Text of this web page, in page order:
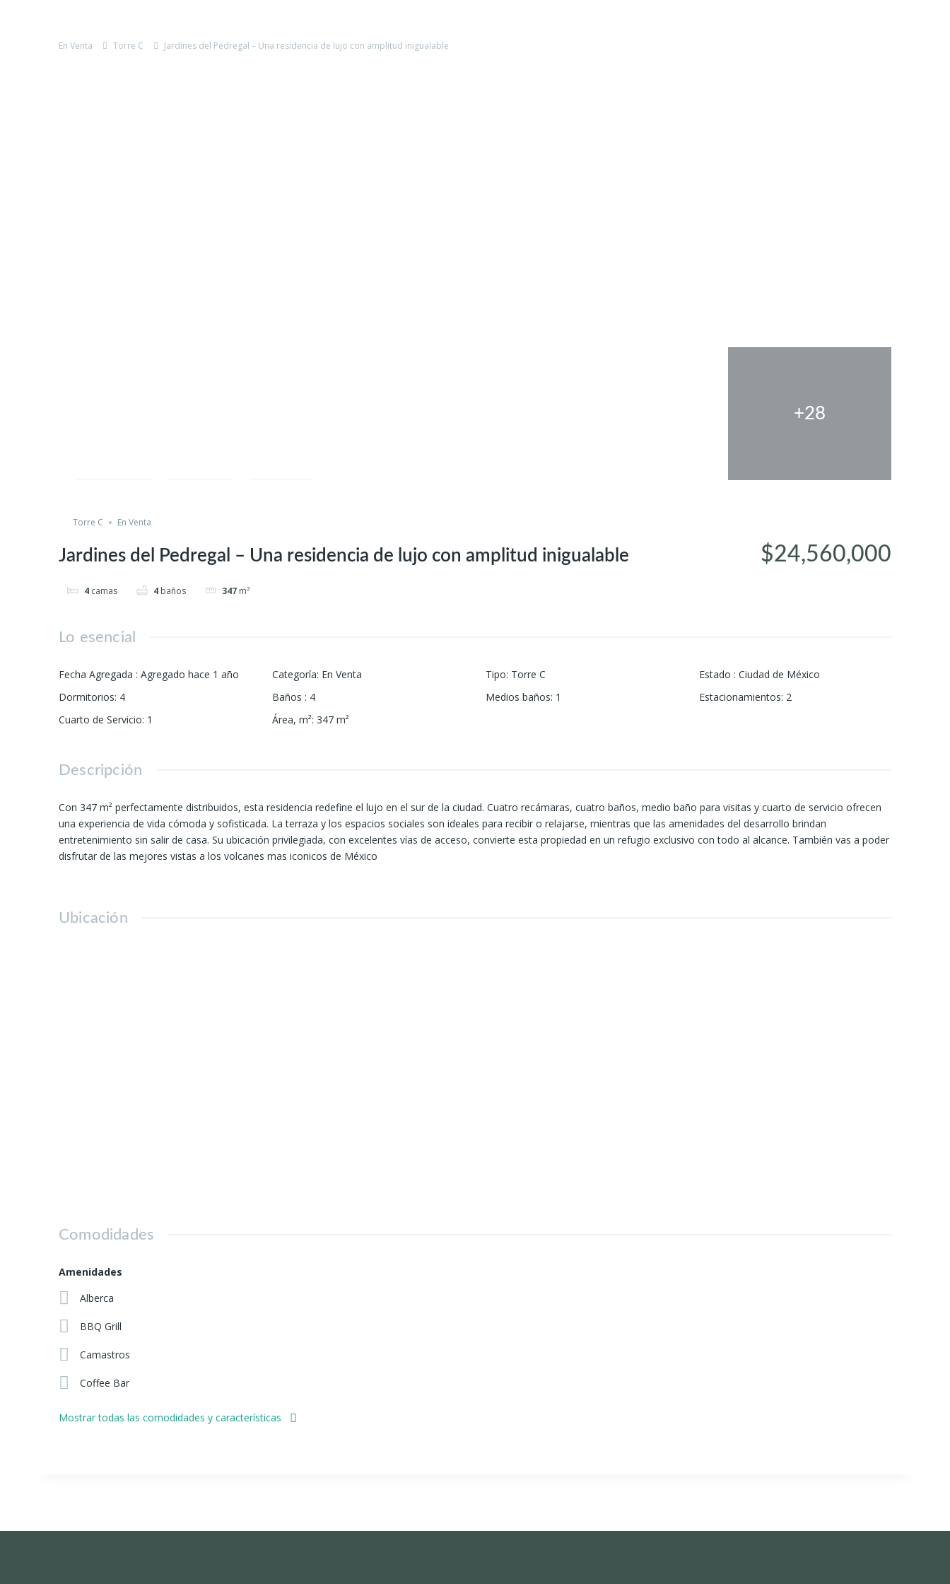
En Venta Torre C Jardines del Pedregal – Una residencia de lujo con amplitud inigualable
+28
Torre C En Venta
Jardines del Pedregal – Una residencia de lujo con amplitud inigualable
4 camas 4 baños 347 m²
$24,560,000
Lo esencial
Fecha Agregada : Agregado hace 1 año Categoría: En Venta Tipo: Torre C Estado : Ciudad de México
Dormitorios: 4 Baños : 4 Medios baños: 1 Estacionamientos: 2
Cuarto de Servicio: 1 Área, m²: 347 m²
Descripción
Con 347 m² perfectamente distribuidos, esta residencia redefine el lujo en el sur de la ciudad. Cuatro recámaras, cuatro baños, medio baño para visitas y cuarto de servicio ofrecen
una experiencia de vida cómoda y sofisticada. La terraza y los espacios sociales son ideales para recibir o relajarse, mientras que las amenidades del desarrollo brindan
entretenimiento sin salir de casa. Su ubicación privilegiada, con excelentes vías de acceso, convierte esta propiedad en un refugio exclusivo con todo al alcance. También vas a poder
disfrutar de las mejores vistas a los volcanes mas iconicos de México
Ubicación
Comodidades
Amenidades
Alberca
BBQ Grill
Camastros
Coffee Bar
Mostrar todas las comodidades y características